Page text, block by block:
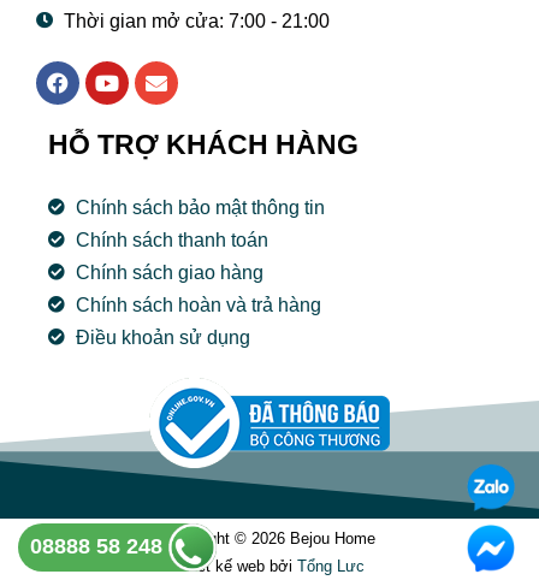
Thời gian mở cửa: 7:00 - 21:00
F
a
e
b
o
k
Y
o
t
u
e
E
n
e
l
p
e
HỖ TRỢ KHÁCH HÀNG
Chính sách bảo mật thông tin
Chính sách thanh toán
Chính sách giao hàng
Chính sách hoàn và trả hàng
Điều khoản sử dụng
Copyright © 2026 Bejou Home
Thiết kế web bởi Tổng Lưc
08888 58 248